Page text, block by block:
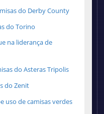
do Derby County
do Torino
na liderança de
do Asteras Tripolis
do Zenit
uso de camisas verdes